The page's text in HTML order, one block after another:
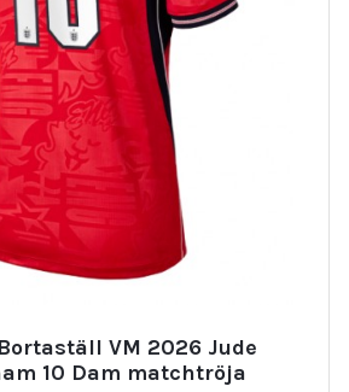
VM 2026 Jude
10 Dam matchtröja